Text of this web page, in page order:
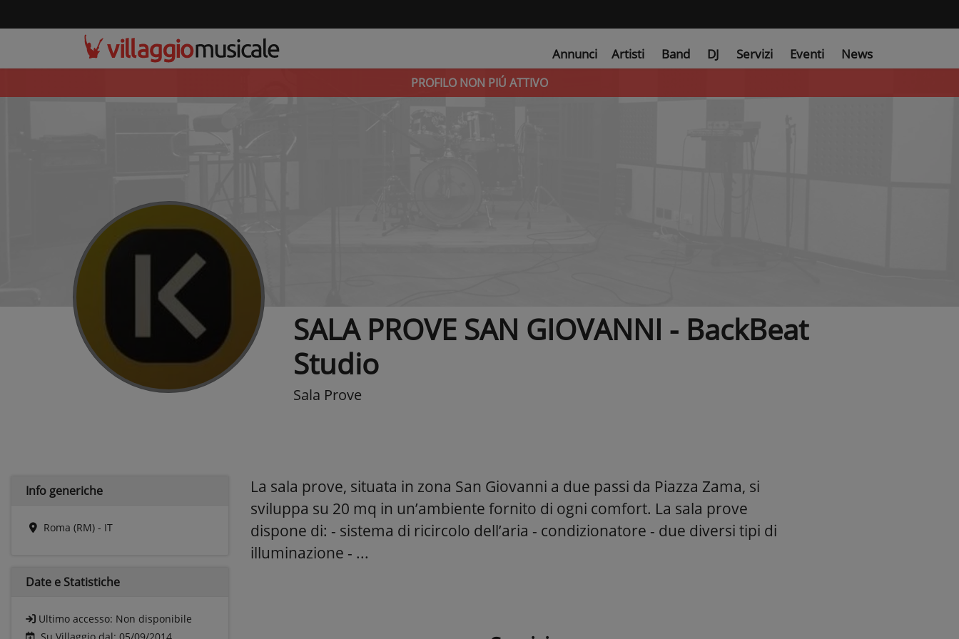
Annunci Artisti Band DJ Servizi Eventi News
PROFILO NON PIÚ ATTIVO
SALA PROVE SAN GIOVANNI - BackBeat
Studio
Sala Prove
Info generiche
Roma (RM) - IT
Date e Statistiche
Ultimo accesso: Non disponibile
La sala prove, situata in zona San Giovanni a due passi da Piazza Zama, si
sviluppa su 20 mq in un’ambiente fornito di ogni comfort. La sala prove
dispone di: - sistema di ricircolo dell’aria - condizionatore - due diversi tipi di
illuminazione - ...